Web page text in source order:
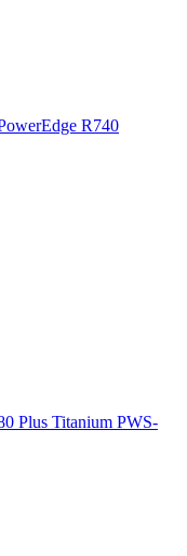
R740
Plus Titanium PWS-